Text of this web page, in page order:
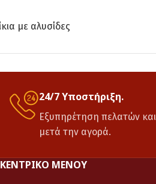
με αλυσίδες
24/7 Υποστήριξη.
Εξυπηρέτηση πελατών και
μετά την αγορά.
ΚΕΝΤΡΙΚΌ ΜΕΝΟΎ